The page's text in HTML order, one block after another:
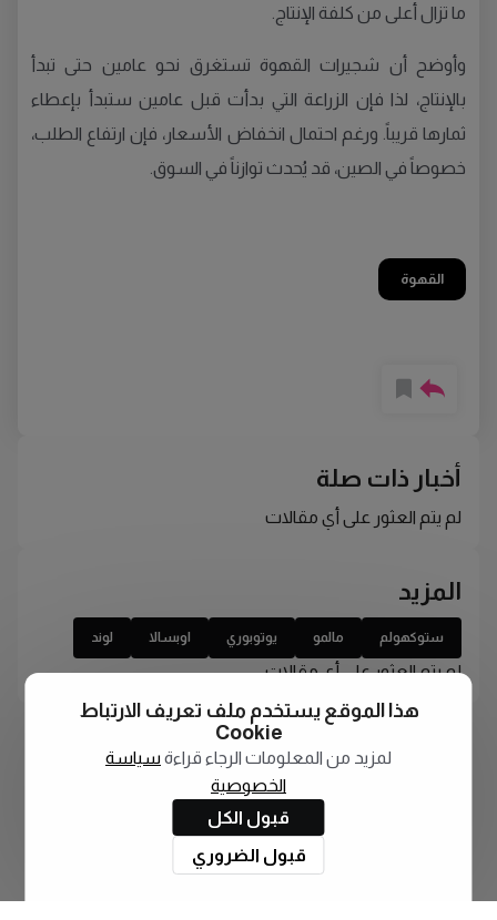
ما تزال أعلى من كلفة الإنتاج.
وأوضح أن شجيرات القهوة تستغرق نحو عامين حتى تبدأ
بالإنتاج، لذا فإن الزراعة التي بدأت قبل عامين ستبدأ بإعطاء
ثمارها قريباً. ورغم احتمال انخفاض الأسعار، فإن ارتفاع الطلب،
خصوصاً في الصين، قد يُحدث توازناً في السوق.
القهوة
أخبار ذات صلة
لم يتم العثور على أي مقالات
المزيد
ستوكهولم مالمو يوتوبوري اوبسالا لوند
لم يتم العثور على أي مقالات
هذا الموقع يستخدم ملف تعريف الارتباط
Cookie
لمزيد من المعلومات الرجاء قراءة سياسة
الخصوصية
قبول الكل
قبول الضروري